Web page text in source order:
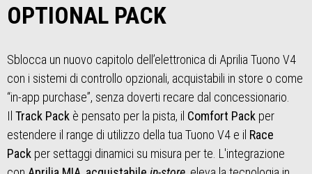
OPTIONAL PACK
Sblocca un nuovo capitolo dell’elettronica di Aprilia Tuono V4
con i sistemi di controllo opzionali, acquistabili in store o come
“in-app purchase”, senza doverti recare dal concessionario.
Il Track Pack è pensato per la pista, il Comfort Pack per
estendere il range di utilizzo della tua Tuono V4 e il Race
Pack per settaggi dinamici su misura per te. L'integrazione